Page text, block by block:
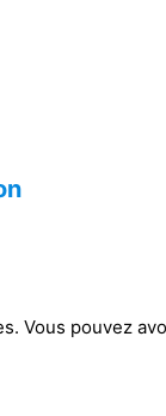
Vous pouvez